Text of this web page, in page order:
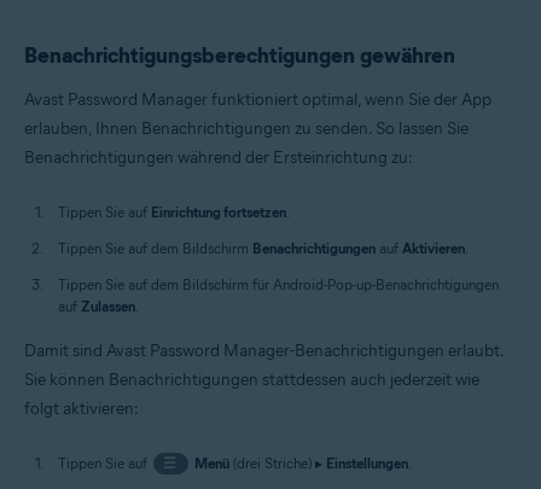
Benachrichtigungsberechtigungen gewähren
Avast Password Manager funktioniert optimal, wenn Sie der App
erlauben, Ihnen Benachrichtigungen zu senden. So lassen Sie
Benachrichtigungen während der Ersteinrichtung zu:
Tippen Sie auf Einrichtung fortsetzen.
Tippen Sie auf dem Bildschirm Benachrichtigungen auf Aktivieren.
Tippen Sie auf dem Bildschirm für Android-Pop-up-Benachrichtigungen
auf Zulassen.
Damit sind Avast Password Manager-Benachrichtigungen erlaubt.
Sie können Benachrichtigungen stattdessen auch jederzeit wie
folgt aktivieren:
Tippen Sie auf ☰ Menü(drei Striche) ▸ Einstellungen.